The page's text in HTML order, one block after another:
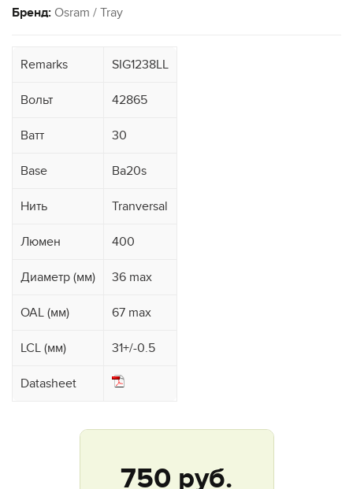
Бренд: Osram / Tray
Remarks SIG1238LL
Вольт 42865
Ватт 30
Base Ba20s
Нить Tranversal
Люмен 400
Диаметр (мм) 36 max
OAL (мм) 67 max
LCL (мм) 31+/-0.5
Datasheet
750 руб.